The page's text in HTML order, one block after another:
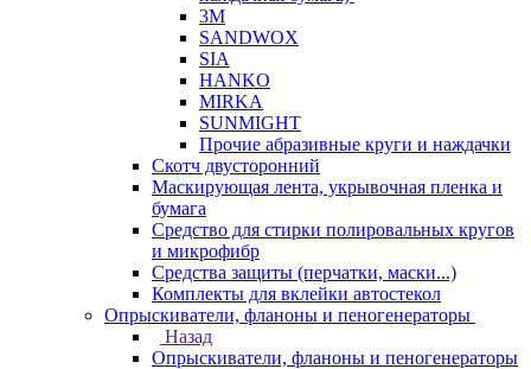
3М
SANDWOX
SIA
HANKO
MIRKA
SUNMIGHT
Прочие абразивные круги и наждачки
Скотч двусторонний
Маскирующая лента, укрывочная пленка и
бумага
Средство для стирки полировальных кругов
и микрофибр
Средства защиты (перчатки, маски...)
Комплекты для вклейки автостекол
Опрыскиватели, фланоны и пеногенераторы
Назад
Опрыскиватели, фланоны и пеногенераторы